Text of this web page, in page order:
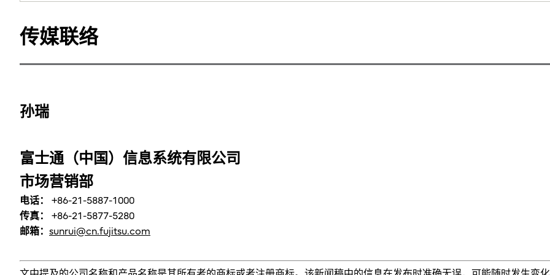
传媒联络
孙瑞
富士通（中国）信息系统有限公司
市场营销部
电话：
+86-21-5887-1000
传真：
+86-21-5877-5280
邮箱： sunrui@cn.fujitsu.com